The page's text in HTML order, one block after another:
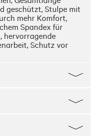
geschützt, Stulpe mit
mehr Komfort,
Spandex für
hervorragende
Schutz vor